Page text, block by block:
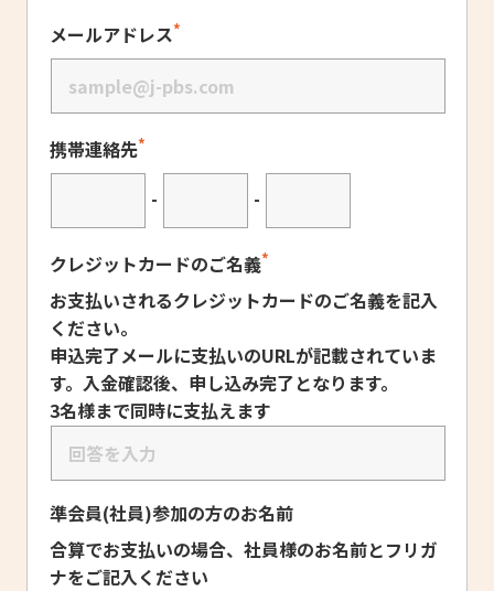
メールアドレス*
携帯連絡先*
- -
クレジットカードのご名義*
お支払いされるクレジットカードのご名義を記入
ください。
申込完了メールに支払いのURLが記載されていま
す。入金確認後、申し込み完了となります。
3名様まで同時に支払えます
準会員(社員)参加の方のお名前
合算でお支払いの場合、社員様のお名前とフリガ
ナをご記入ください